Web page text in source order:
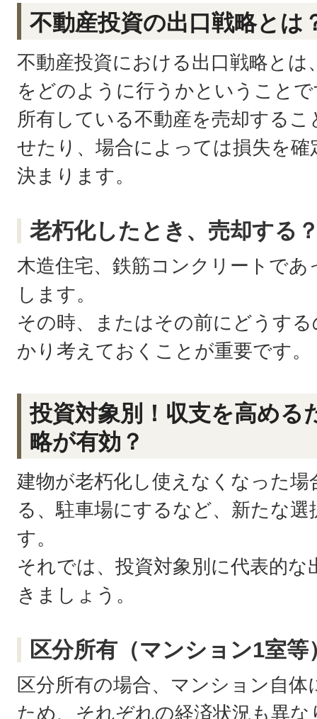
不動産投資の出口戦略とは
不動産投資における出口戦略とは
をどのように行うかということ
所有している不動産を売却する
せたり、場合によっては損失を
決まります。
老朽化したとき、売却する
木造住宅、鉄筋コンクリートで
します。
その時、またはその前にどうす
かり考えておくことが重要です。
投資対象別！収支を高める
略が有効？
建物が老朽化し使えなくなった
る、駐車場にするなど、新たな
す。
それでは、投資対象別に代表的
きましょう。
区分所有（マンション1室等
区分所有の場合、マンション自
ため、それぞれの経済状況も異